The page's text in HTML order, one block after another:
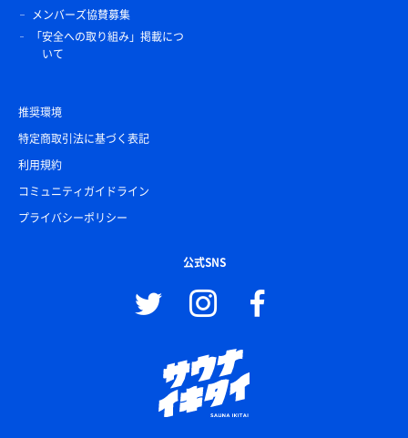
メンバーズ協賛募集
「安全への取り組み」掲載につ
いて
推奨環境
特定商取引法に基づく表記
利用規約
コミュニティガイドライン
プライバシーポリシー
公式SNS